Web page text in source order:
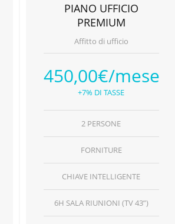
PIANO UFFICIO
PREMIUM
Affitto di ufficio
450,00€/mese
+7% DI TASSE
2 PERSONE
FORNITURE
CHIAVE INTELLIGENTE
6H SALA RIUNIONI (TV 43”)